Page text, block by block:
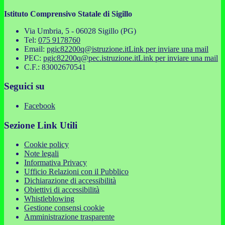
Istituto Comprensivo Statale di Sigillo
Via Umbria, 5 - 06028 Sigillo (PG)
Tel: 075 9178760
Email: pgic82200q@istruzione.itLink per inviare una mail
PEC: pgic82200q@pec.istruzione.itLink per inviare una mail
C.F.: 83002670541
Seguici su
Facebook
Sezione Link Utili
Cookie policy
Note legali
Informativa Privacy
Ufficio Relazioni con il Pubblico
Dichiarazione di accessibilità
Obiettivi di accessibilità
Whistleblowing
Gestione consensi cookie
Amministrazione trasparente